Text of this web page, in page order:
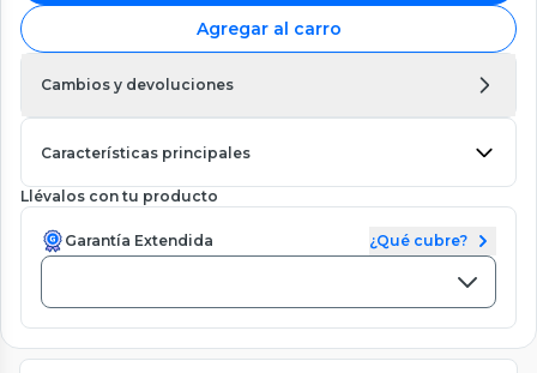
Agregar al carro
Cambios y devoluciones
Características principales
Llévalos con tu producto
Garantía Extendida ¿Qué cubre?